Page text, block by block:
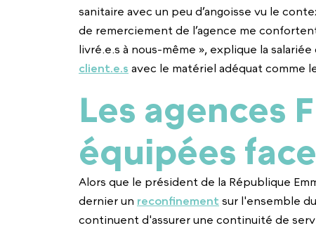
sanitaire avec un peu d’angoisse vu le
de remerciement de l’agence me
livré.e.s à nous-même », explique la
client.e.s avec le matériel adéquat comme
Les agences
équipées
Alors que le président de la République
dernier un reconfinement sur l'ensemble
continuent d'assurer une continuité de